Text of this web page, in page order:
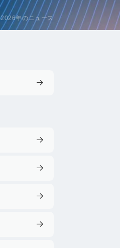
2026年のニュース